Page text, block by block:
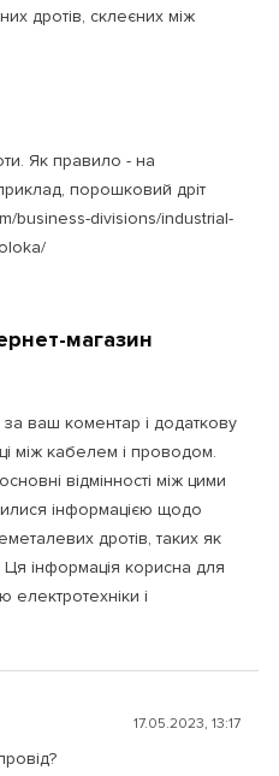
дротів, склеєних між
Як правило - на
порошковий дріт
business-divisions/industrial-
магазин
ваш коментар і додаткову
між кабелем і проводом.
відмінності між цими
інформацією щодо
дротів, таких як
інформація корисна для
електротехніки і
17.05.2023, 13:17